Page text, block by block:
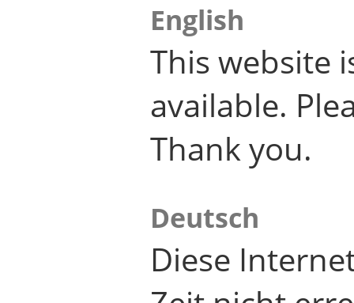
English
This website
available.
Thank you.
Deutsch
Diese